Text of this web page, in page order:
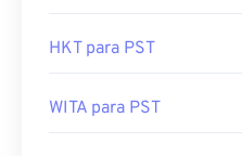
HKT para PST
WITA para PST